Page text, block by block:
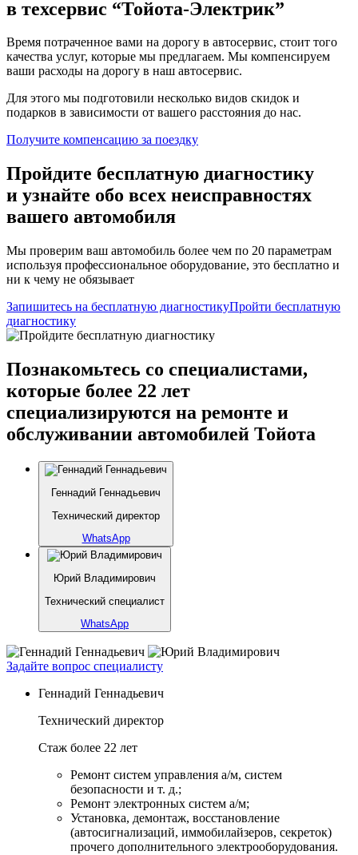
в техсервис “Тойота-Электрик”
Время потраченное вами на дорогу в автосервис, стоит того
качества услуг, которые мы предлагаем. Мы компенсируем
ваши расходы на дорогу в наш автосервис.
Для этого мы подготовили несколько видов скидок и
подарков в зависимости от вашего расстояния до нас.
Получите компенсацию за поездку
Пройдите бесплатную диагностику
и узнайте обо всех неисправностях
вашего автомобиля
Мы проверим ваш автомобиль более чем по 20 параметрам
используя профессиональное оборудование, это бесплатно и
ни к чему не обязывает
Запишитесь на бесплатную диагностикуПройти бесплатную
диагностику
Познакомьтесь со специалистами,
которые более 22 лет
специализируются на ремонте и
обслуживании автомобилей Тойота
Геннадий Геннадьевич
Технический директор
WhatsApp
Юрий Владимирович
Технический специалист
WhatsApp
Задайте вопрос специалисту
Геннадий Геннадьевич
Технический директор
Стаж более 22 лет
Ремонт систем управления а/м, систем
безопасности и т. д.;
Ремонт электронных систем а/м;
Установка, демонтаж, восстановление
(автосигнализаций, иммобилайзеров, секреток)
прочего дополнительного электрооборудования.